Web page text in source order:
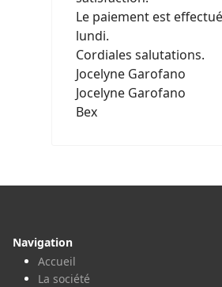
Le paiement est
lundi.
Cordiales salutations.
Jocelyne Garofano
Jocelyne Garofano
Bex
Navigation
Accueil
La société